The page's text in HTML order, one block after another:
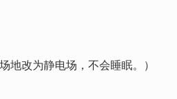
地改为静电场，不会睡眠。）